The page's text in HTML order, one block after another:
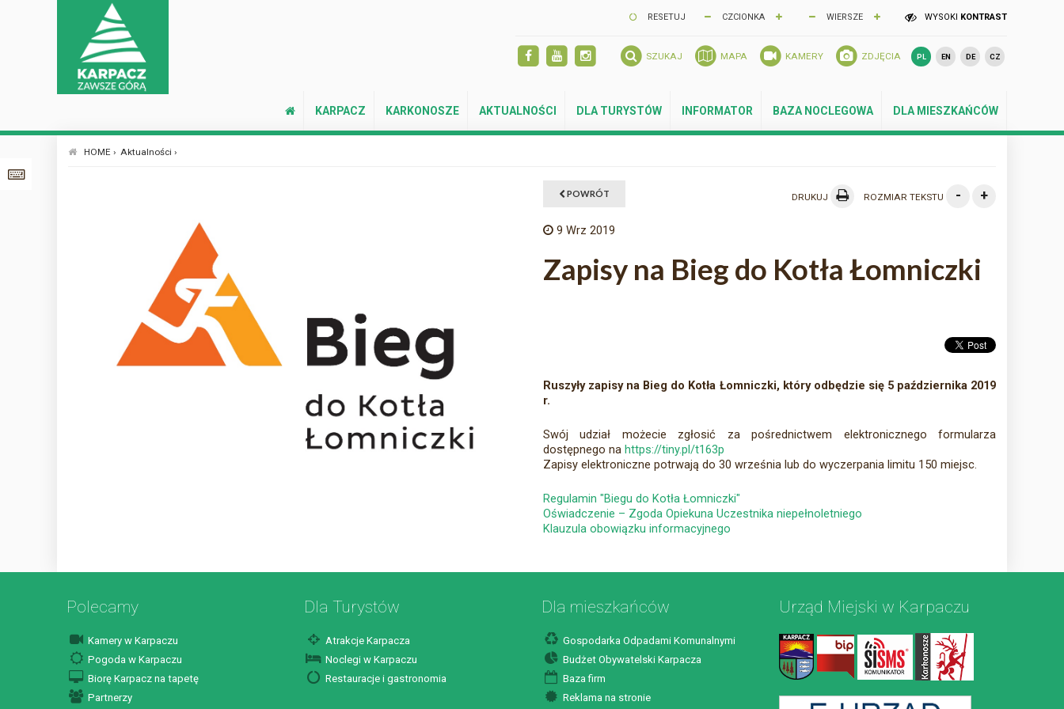
RESETUJ CZCIONKA WIERSZE WYSOKI KONTRAST
SZUKAJ MAPA KAMERY ZDJĘCIA PL EN DE CZ
KARPACZ KARKONOSZE AKTUALNOŚCI DLA TURYSTÓW INFORMATOR BAZA NOCLEGOWA DLA MIESZKAŃCÓW
HOME › Aktualności ›
POWRÓT DRUKUJ ROZMIAR TEKSTU - +
9 Wrz 2019
Zapisy na Bieg do Kotła Łomniczki
Ruszyły zapisy na Bieg do Kotła Łomniczki, który odbędzie się 5 października 2019
r.
Swój udział możecie zgłosić za pośrednictwem elektronicznego formularza
dostępnego na https://tiny.pl/t163p
Zapisy elektroniczne potrwają do 30 września lub do wyczerpania limitu 150 miejsc.
Regulamin "Biegu do Kotła Łomniczki"
Oświadczenie – Zgoda Opiekuna Uczestnika niepełnoletniego
Klauzula obowiązku informacyjnego
Polecamy
Kamery w Karpaczu
Pogoda w Karpaczu
Biorę Karpacz na tapetę
Partnerzy
Dla Turystów
Atrakcje Karpacza
Noclegi w Karpaczu
Restauracje i gastronomia
Dla mieszkańców
Gospodarka Odpadami Komunalnymi
Budżet Obywatelski Karpacza
Baza firm
Reklama na stronie
Urząd Miejski w Karpaczu